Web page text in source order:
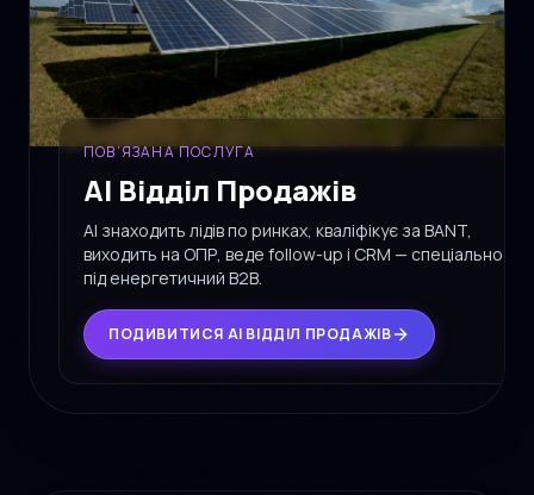
ПОВ’ЯЗАНА ПОСЛУГА
AI Відділ Продажів
AI знаходить лідів по ринках, кваліфікує за BANT,
виходить на ОПР, веде follow-up і CRM — спеціально
під енергетичний B2B.
ПОДИВИТИСЯ AI ВІДДІЛ ПРОДАЖІВ